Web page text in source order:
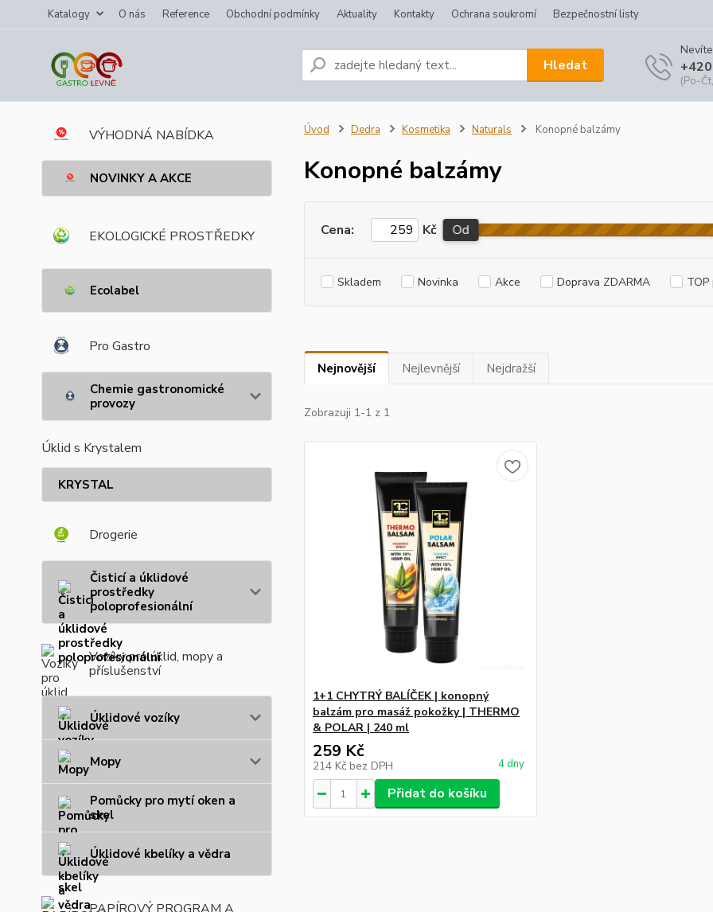
Katalogy O nás Reference Obchodní podmínky Aktuality Kontakty Ochrana soukromí Bezpečnostní listy
Hledat
(Po-
VÝHODNÁ NABÍDKA
NOVINKY A AKCE
EKOLOGICKÉ PROSTŘEDKY
Ecolabel
Pro Gastro
Chemie gastronomické
provozy
Úklid s Krystalem
KRYSTAL
Drogerie
Čisticí a úklidové
prostředky
poloprofesionální
Vozíky pro úklid, mopy a
příslušenství
Úklidové vozíky
Mopy
Pomůcky pro mytí oken a
skel
Úklidové kbelíky a vědra
Úvod Dedra Kosmetika Naturals Konopné balzámy
Konopné balzámy
Cena: Kč Od
Skladem Novinka Akce Doprava ZDARMA
Nejnovější Nejlevnější Nejdražší
Zobrazuji 1-1 z 1
1+1 CHYTRÝ BALÍČEK | konopný
balzám pro masáž pokožky | THERMO
& POLAR | 240 ml
259 Kč
214 Kč bez DPH 4 dny
Přidat do košíku